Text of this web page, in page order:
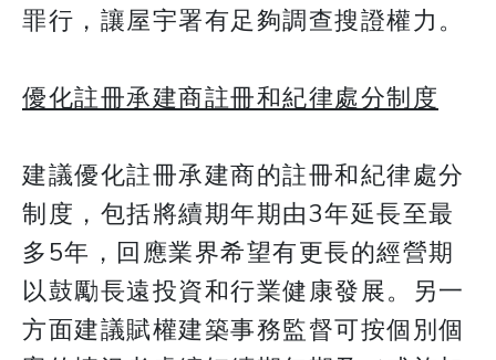
罪行，讓屋宇署有足夠調查搜證權力。
​​​​​​​優化註冊承建商註冊和紀律處分制度
建議優化註冊承建商的註冊和紀律處分
制度，包括將續期年期由3年延長至最
多5年，回應業界希望有更長的經營期
以鼓勵長遠投資和行業健康發展。另一
方面建議賦權建築事務監督可按個別個